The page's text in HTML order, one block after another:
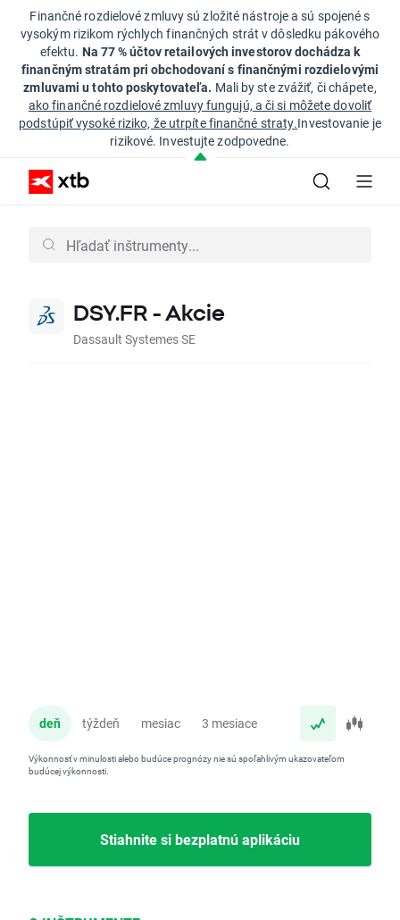
Finančné rozdielové zmluvy sú zložité nástroje a sú spojené s
vysokým rizikom rýchlych finančných strát v dôsledku pákového
efektu. Na 77 % účtov retailových investorov dochádza k
finančným stratám pri obchodovaní s finančnými rozdielovými
zmluvami u tohto poskytovateľa. Mali by ste zvážiť, či chápete,
ako finančné rozdielové zmluvy fungujú, a či si môžete dovoliť
podstúpiť vysoké riziko, že utrpíte finančné straty.Investovanie je
rizikové. Investujte zodpovedne.
DSY.FR - Akcie
Dassault Systemes SE
deň týždeň mesiac 3 mesiace
Výkonnosť v minulosti alebo budúce prognózy nie sú spoľahlivým ukazovateľom
budúcej výkonnosti.
Stiahnite si bezplatnú aplikáciu